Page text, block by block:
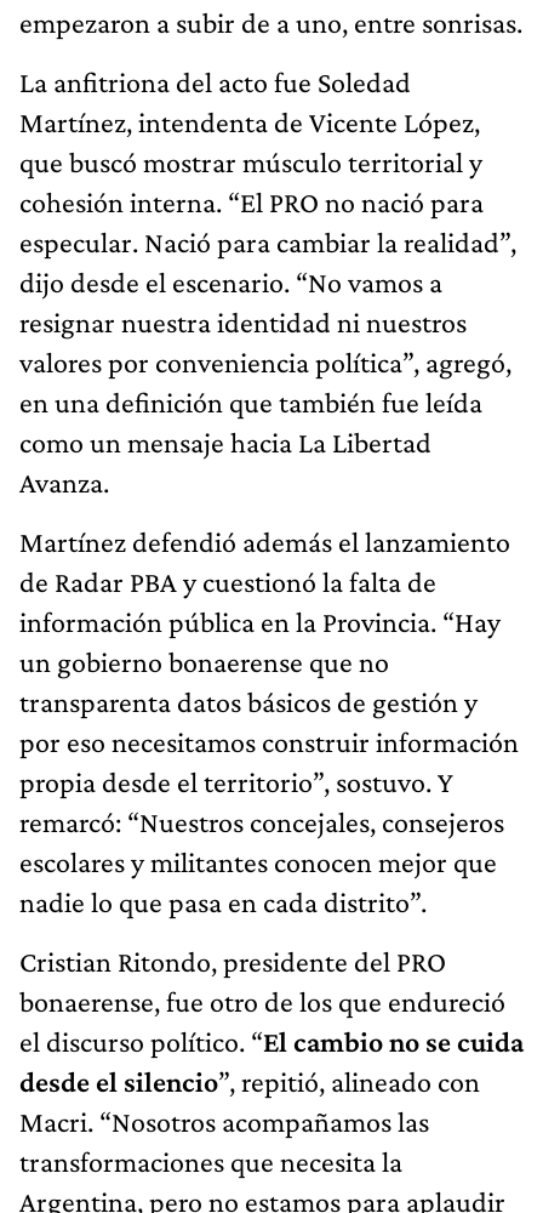
empezaron a subir de a uno, entre sonrisas.
La anfitriona del acto fue Soledad
Martínez, intendenta de Vicente López,
que buscó mostrar músculo territorial y
cohesión interna. “El PRO no nació para
especular. Nació para cambiar la realidad”,
dijo desde el escenario. “No vamos a
resignar nuestra identidad ni nuestros
valores por conveniencia política”, agregó,
en una definición que también fue leída
como un mensaje hacia La Libertad
Avanza.
Martínez defendió además el lanzamiento
de Radar PBA y cuestionó la falta de
información pública en la Provincia. “Hay
un gobierno bonaerense que no
transparenta datos básicos de gestión y
por eso necesitamos construir información
propia desde el territorio”, sostuvo. Y
remarcó: “Nuestros concejales, consejeros
escolares y militantes conocen mejor que
nadie lo que pasa en cada distrito”.
Cristian Ritondo, presidente del PRO
bonaerense, fue otro de los que endureció
el discurso político. “El cambio no se cuida
desde el silencio”, repitió, alineado con
Macri. “Nosotros acompañamos las
transformaciones que necesita la
Argentina, pero no estamos para aplaudir